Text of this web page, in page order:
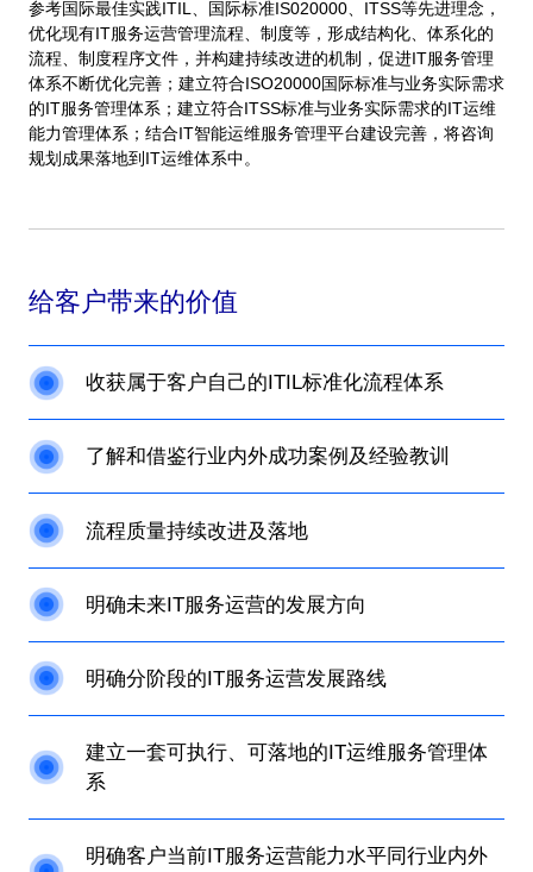
参考国际最佳实践ITIL、国际标准IS020000、ITSS等先进理念，
优化现有IT服务运营管理流程、制度等，形成结构化、体系化的
流程、制度程序文件，并构建持续改进的机制，促进IT服务管理
体系不断优化完善；建立符合ISO20000国际标准与业务实际需求
的IT服务管理体系；建立符合ITSS标准与业务实际需求的IT运维
能力管理体系；结合IT智能运维服务管理平台建设完善，将咨询
规划成果落地到IT运维体系中。
给客户带来的价值
收获属于客户自己的ITIL标准化流程体系
了解和借鉴行业内外成功案例及经验教训
流程质量持续改进及落地
明确未来IT服务运营的发展方向
明确分阶段的IT服务运营发展路线
建立一套可执行、可落地的IT运维服务管理体
系
明确客户当前IT服务运营能力水平同行业内外